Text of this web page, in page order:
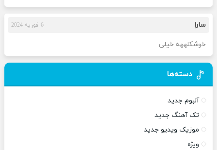
سارا 6 فوریه 2024
خوشکلههه خیلی
دسته‌ها
آلبوم جدید
تک آهنگ جدید
موزیک ویدیو جدید
ویژه